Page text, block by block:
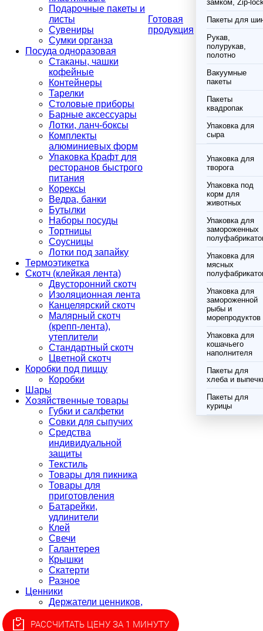
Подарочные пакеты и
листы
Сувениры
Сумки органза
Посуда одноразовая
Стаканы, чашки
кофейные
Контейнеры
Тарелки
Столовые приборы
Барные аксессуары
Лотки, ланч-боксы
Комплекты
алюминиевых форм
Упаковка Крафт для
ресторанов быстрого
питания
Корексы
Ведра, банки
Бутылки
Наборы посуды
Тортницы
Соусницы
Лотки под запайку
Термоэтикетка
Скотч (клейкая лента)
Двусторонний скотч
Изоляционная лента
Канцелярский скотч
Малярный скотч
(крепп-лента),
утеплители
Стандартный скотч
Цветной скотч
Коробки под пиццу
Коробки
Шары
Хозяйственные товары
Губки и салфетки
Совки для сыпучих
Средства
индивидуальной
защиты
Текстиль
Товары для пикника
Товары для
приготовления
Батарейки,
удлинители
Клей
Свечи
Галантерея
Крышки
Скатерти
Разное
Ценники
Держатели ценников,
монетницы
Ценники для этикет-
Готовая
продукция
замком, Zip-
Пакеты для
Рукав,
полурукав,
полотно
Вакуумные
пакеты
Пакеты
квадропак
Упаковка для
сыра
Упаковка для
творога
Упаковка под
корм для
животных
Упаковка для
замороженных
Упаковка для
мясных
Упаковка для
замороженной
рыбы и
морепродуктов
Упаковка для
кошачьего
наполнителя
Пакеты для
хлеба и
Пакеты для
курицы
РАССЧИТАТЬ ЦЕНУ ЗА 1 МИНУТУ